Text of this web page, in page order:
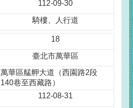
112-09-30
騎樓、人行道
18
臺北市萬華區
萬華區艋舺大道（西園路2段
140巷至西藏路）
112-08-31